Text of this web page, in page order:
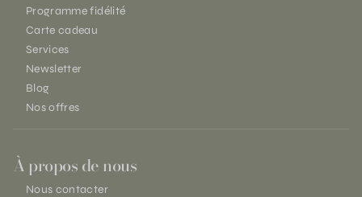
Programme fidélité
Carte cadeau
Services
Newsletter
Blog
Nos offres
À propos de nous
Nous contacter